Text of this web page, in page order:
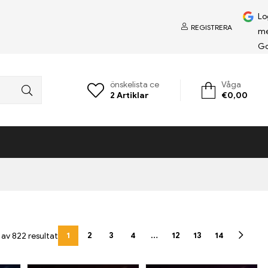
REGISTRERA
önskelista ce
2 Artiklar
Våga
€0,00
1 2 3 4 … 12 13 14
av 822 resultat